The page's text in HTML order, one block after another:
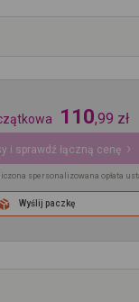
110,99 zł
i sprawdź łączną cenę
spersonalizowana opłata
Wyślij paczkę